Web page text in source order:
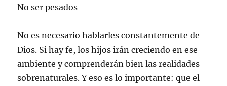
No ser pesados
No es necesario hablarles constantemente de
Dios. Si hay fe, los hijos irán creciendo en ese
ambiente y comprenderán bien las realidades
sobrenaturales. Y eso es lo importante: que el